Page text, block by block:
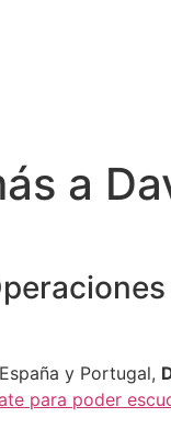
a
y Portugal,
para poder